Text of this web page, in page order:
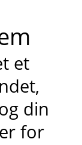
et
din
for